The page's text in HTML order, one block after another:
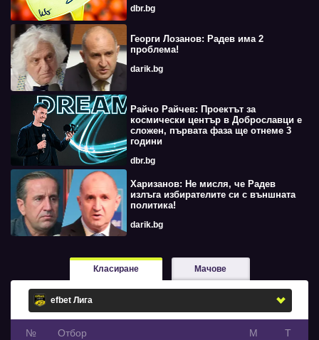
dbr.bg
Георги Лозанов: Радев има 2
проблема!
darik.bg
Райчо Райчев: Проектът за
космически център в Доброславци е
сложен, първата фаза ще отнеме 3
години
dbr.bg
Харизанов: Не мисля, че Радев
излъга избирателите си с външната
политика!
darik.bg
Класиране Мачове
№ Oтбор М Т